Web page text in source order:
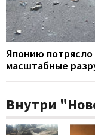
Японию потрясло
масштабные
Внутри